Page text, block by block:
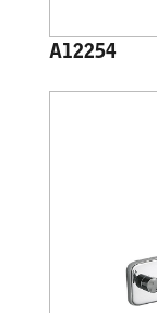
A12254